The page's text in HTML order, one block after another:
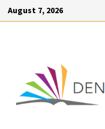
springen
August 7, 2026